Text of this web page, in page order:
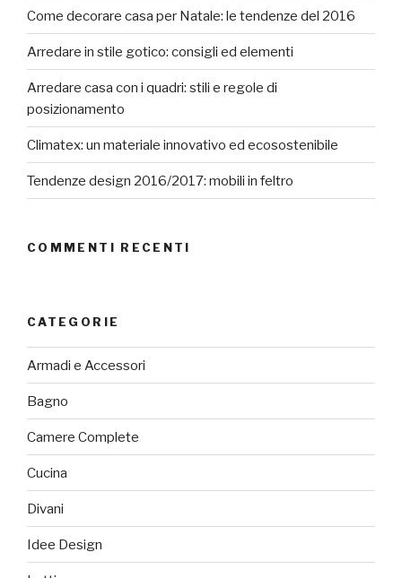
Come decorare casa per Natale: le tendenze del 2016
Arredare in stile gotico: consigli ed elementi
Arredare casa con i quadri: stili e regole di
posizionamento
Climatex: un materiale innovativo ed ecosostenibile
Tendenze design 2016/2017: mobili in feltro
COMMENTI RECENTI
CATEGORIE
Armadi e Accessori
Bagno
Camere Complete
Cucina
Divani
Idee Design